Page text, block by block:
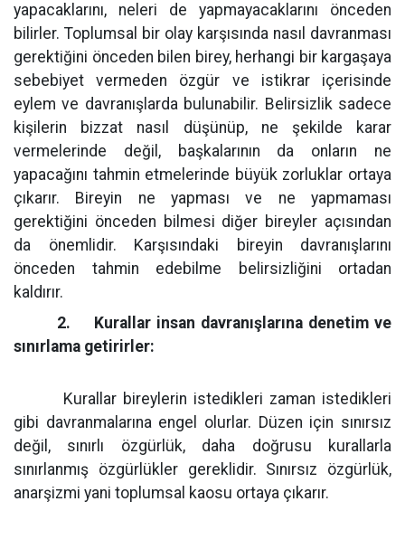
yapacaklarını, neleri de yapmayacaklarını önceden
bilirler. Toplumsal bir olay karşısında nasıl davranması
gerektiğini önceden bilen birey, herhangi bir kargaşaya
sebebiyet vermeden özgür ve istikrar içerisinde
eylem ve davranışlarda bulunabilir. Belirsizlik sadece
kişilerin bizzat nasıl düşünüp, ne şekilde karar
vermelerinde değil, başkalarının da onların ne
yapacağını tahmin etmelerinde büyük zorluklar ortaya
çıkarır. Bireyin ne yapması ve ne yapmaması
gerektiğini önceden bilmesi diğer bireyler açısından
da önemlidir. Karşısındaki bireyin davranışlarını
önceden tahmin edebilme belirsizliğini ortadan
kaldırır.
2.
Kurallar insan davranışlarına denetim ve
sınırlama getirirler:
Kurallar bireylerin istedikleri zaman istedikleri
gibi davranmalarına engel olurlar. Düzen için sınırsız
değil, sınırlı özgürlük, daha doğrusu kurallarla
sınırlanmış özgürlükler gereklidir. Sınırsız özgürlük,
anarşizmi yani toplumsal kaosu ortaya çıkarır.